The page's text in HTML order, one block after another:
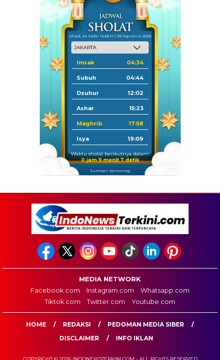
Ahad, 24 Safar 1448 H / 09 Agustus 2026
Imsak 04:34
Subuh 04:44
Dzuhur 12:02
Ashar 15:23
Maghrib 17:58
Isya 19:09
Waktu sholat berikutnya dalam:
0 jam 9 menit 7 detik
Sumber: Kemenag
MEDIA NETWORK
Facebook.com
Instagram.com
Whatsapp.com
Tiktok.com
Twitter.com Youtube.com
HOME REDAKSI
PEDOMAN MEDIA SIBER
DISCLAIMER
INFO IKLAN